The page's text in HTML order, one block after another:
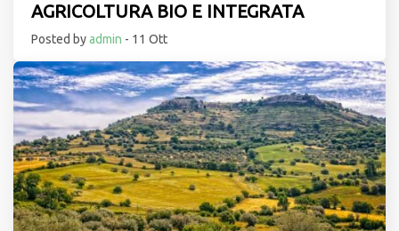
AGRICOLTURA BIO E INTEGRATA
Posted byadmin - 11 Ott